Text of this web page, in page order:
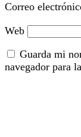
Correo
Web
Guarda mi
navegador para